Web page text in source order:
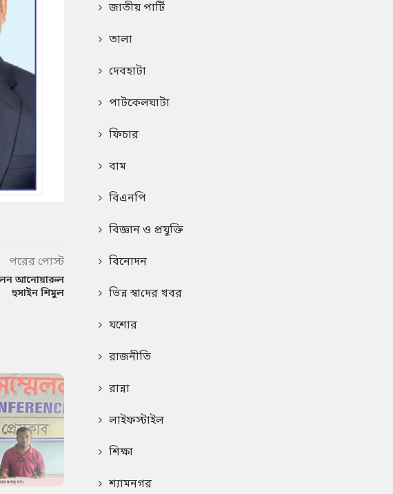
পরের পোস্ট
আনোয়ারুল
হুসাইন শিমুল
জাতীয় পার্টি
তালা
দেবহাটা
পাটকেলঘাটা
ফিচার
বাম
বিএনপি
বিজ্ঞান ও প্রযুক্তি
বিনোদন
ভিন্ন স্বা‌দের খবর
যশোর
রাজনীতি
রান্না
লাইফস্টাইল
শিক্ষা
শ্যামনগর